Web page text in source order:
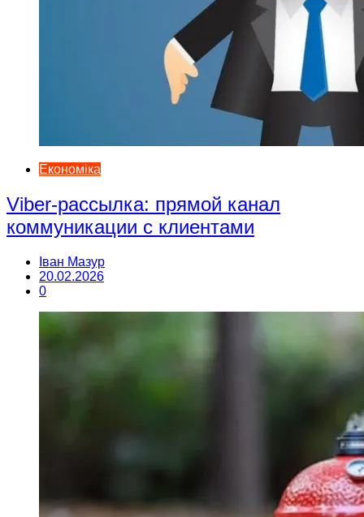
Економіка
Viber-рассылка: прямой канал
коммуникации с клиентами
Іван Мазур
20.02.2026
0